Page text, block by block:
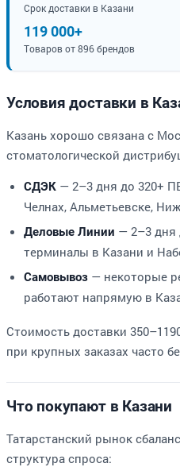
Срок доставки в Казани
119 000+
Товаров от 896 брендов
Условия доставки в
Казань хорошо связана с
стоматологической
СДЭК — 2–3 дня до 320+
Челнах, Альметьевске,
Деловые Линии — 2–3 дня
терминалы в Казани и
Самовывоз — некоторые
работают напрямую в
Стоимость доставки
при крупных заказах часто
Что покупают в Казани
Татарстанский рынок
структура спроса: